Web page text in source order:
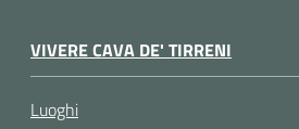
VIVERE CAVA DE' TIRRENI
Luoghi